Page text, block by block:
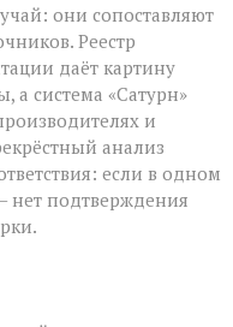
они сопоставляют
Реестр
даёт картину
а система «Сатурн»
и
анализ
если в одном
нет подтверждения